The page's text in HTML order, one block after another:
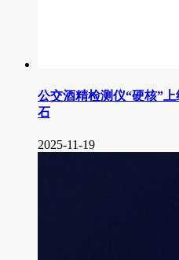
公交酒精检测仪“硬核”
石
2025-11-19